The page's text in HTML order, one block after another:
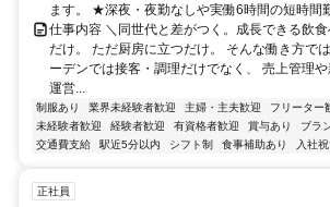
ます。 ★深夜・夜勤なしや実働6時間の短時間
仕事内容 ＼同世代と差がつく。成長できる飲
だけ。 ただ厨房に立つだけ。 そんな働き方で
ーデンでは接客・調理だけでなく、 売上管理
運営...
制服あり 業界未経験者歓迎 主婦・主夫歓迎 フリーター
未経験者歓迎
経験者歓迎 有資格者歓迎 賞与あり ブラ
交通費支給
駅近5分以内 シフト制 食事補助あり 入社
正社員